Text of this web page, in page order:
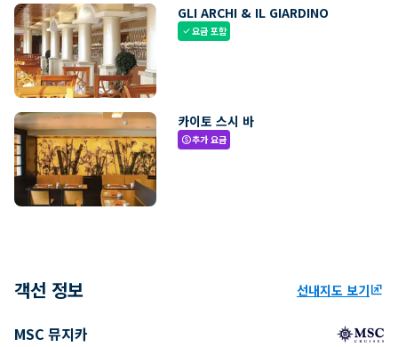
GLI ARCHI & IL GIARDINO
check요금 포함
카이토 스시 바
paid추가 요금
객선 정보 선내지도 보기ungroup
MSC 뮤지카